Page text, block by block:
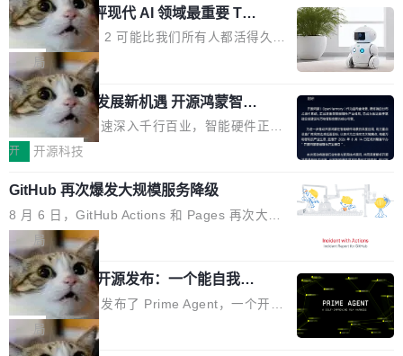
功率段机身尺寸十分紧凑的1600W电源产品。小
巧机身有效提升市面主流标准A...
业化营销服务的需求从未如此迫切。 但市场扩容
的同时,服务商的竞争逻辑正在改变。2026年Top
Agency年度合辑的观察指出,“产品”这个离消费
者最近的载体,在整个品牌营销层面的权重显著变
高了。全域营销服务商的竞争正在从规模转向深
度,案例厚度、全域覆盖、多线协同...
n 这条推文引发了广泛讨论。他不是在说风凉
话，他是说出了一个圈内人尽皆知但很少公开捅
破的事实。 Jordan 随后补充了一句软化声明：
「我不认为这些会议上大部分论文都在过度宣传
或造假。问题是，作为读者，如果你筛选出那些
看起来最令人兴奋的论文，那它们大部分都是过
度宣传的。」 这才是真正的痛点。不是所有论文
都有问题，是最吸引眼球的那批论文最有问题。
他引用的帖子来自 Mathew Shen，一位 ICLR 2
026 的读者：「看了篇 ...
xAI 前工程师评现代 AI 领域最重要 Top
3 开源项目
Flash Attention 2 可能比我们所有人都活得久。
这句话不是来自某个技术博客，而是出自 Hieu
Pham 的一条推文。Hieu Pham 是谁？他是 xAI
的早期工程师之一，在 Grok 训练基础设施团队
工作过。近日他在 X 上发了一条帖子，列出了他
认为现代 AI 领域最重要的三个开源项目。 第一
理由很具体。FA 系列不需要解释，但 FA2 是他
认为最重要的一个——复杂度恰到好处，刚好能
驱动你去学 CuTe，但还没被那些"邪恶的" Hopp
er++ 优化所淹没，足够容易修改和适配。 更关
键的是 FA2 的持久性...
局
共商智能硬件发展新机遇 开源鸿蒙智能
硬件开发者日杭州站即将举行
随着万物智联加速深入千行百业，智能硬件正从
单点设备迈向智能化、网联化、协同化发展。作
鸿蒙通过统一技术底座和分布式能力，为不同类
型智能设备的开发、连接与互联提供关键支撑，
也为产业链企业探索产品创新与商业增长打开新
的空间。 8月14日，开源鸿蒙智能硬件开发者日
（OHDD：OpenHarmony Hardware Develope
r Day）将在杭州启航。活动面向智能硬件产业
链企业和开发者，邀请行业专家与资深技术顾
问，围绕开源鸿蒙技术能力、设备适配、芯片适
开 开源科技
GitHub 再次爆发大规模服务降级
8 月 6 日，GitHub Actions 和 Pages 再次大规
模服务降级，Actions 完全不可用超过 5 小时，
webhook 停发，连自托管 runner 也因调度层故
障无法工作。Pages、Copilot code review、C
opilot coding agent 全部受影响。从检测到完全
恢复，大约 12 小时。 这是 2026 年 8 月的第六
起事故，其中四起与 AI/Copilot 服务相关。 Git
局
Prime Agent 开源发布：一个能自我改
进的编程 Agent，ARC-AGI 3 超越人类
专家基线
Prime Intellect 发布了 Prime Agent，一个开源
的编程 Agent Harness，核心设计围绕两个抽
象：Recursive Language Model（RLM）和 C
局